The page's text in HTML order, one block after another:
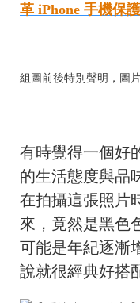
革 iPhone 手機保
組圖前後特別聲明，圖
有時覺得一個好
的生活態度與品
在拍攝這張照片
來，竟然是黑色
可能是年紀逐漸
說就很經典好搭